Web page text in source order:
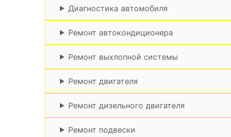
Диагностика автомобиля
Ремонт автокондиционера
Ремонт выхлопной системы
Ремонт двигателя
Ремонт дизельного двигателя
Ремонт подвески